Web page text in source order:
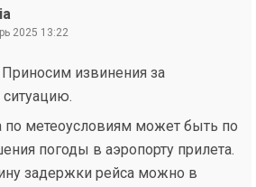
2025 13:22
извинения за
по метеоусловиям может быть по
погоды в аэропорту прилета.
задержки рейса можно в